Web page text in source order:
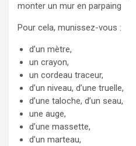
monter un mur en parpaing
Pour cela, munissez-vous :
d’un mètre,
un crayon,
un cordeau traceur,
d’un niveau, d’une truelle,
d’une taloche, d’un seau,
une auge,
d’une massette,
d’un marteau,